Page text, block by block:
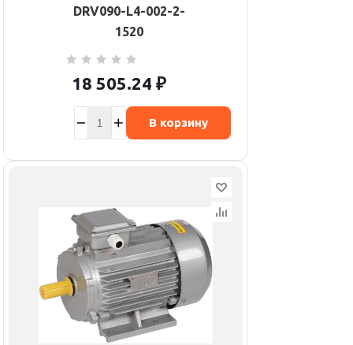
DRV090-L4-002-2-
1520
18 505.24 ₽
В корзину